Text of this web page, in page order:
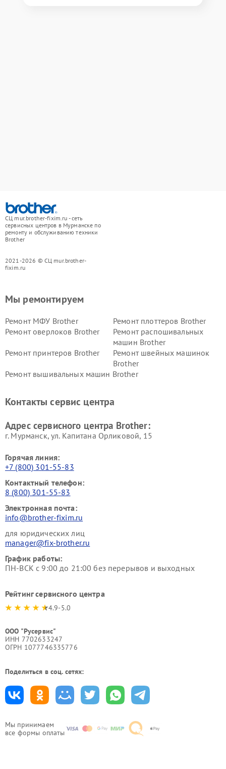
СЦ mur.brother-fixim.ru - сеть
сервисных центров в Мурманске по
ремонту и обслуживанию техники
Brother
2021-2026 © СЦ mur.brother-
fixim.ru
Мы принимаем
все формы оплаты
Мы ремонтируем
Ремонт МФУ Brother
Ремонт плоттеров Brother
Ремонт оверлоков Brother
Ремонт распошивальных
машин Brother
Ремонт принтеров Brother
Ремонт швейных машинок
Brother
Ремонт вышивальных машин Brother
Контакты сервис центра
Адрес сервисного центра Brother:
г. Мурманск, ул. Капитана Орликовой, 15
Горячая линия:
+7 (800) 301-55-83
Контактный телефон:
8 (800) 301-55-83
Электронная почта:
info@brother-fixim.ru
для юридических лиц
manager@fix-brother.ru
График работы:
ПН-ВСК с 9:00 до 21:00 без перерывов и выходных
Рейтинг сервисного центра
4.9-5.0
ООО "Русервис"
ИНН 7702633247
ОГРН 1077746335776
Поделиться в соц. сетях: